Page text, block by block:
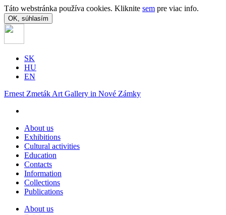
Táto webstránka používa cookies. Kliknite sem pre viac info.
OK, súhlasím
SK
HU
EN
Ernest Zmeták Art Gallery in Nové Zámky
About us
Exhibitions
Cultural activities
Education
Contacts
Information
Collections
Publications
About us